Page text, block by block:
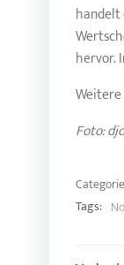
handelt
hervor.
Foto:
Tags: